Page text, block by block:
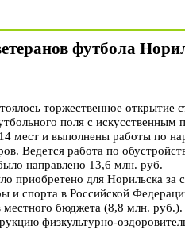
футбола
торжественное открытие
поля с искусственным
мест и выполнены работы по
Ведется работа по
направлено 13,6 млн. руб.
для Норильска за
и спорта в Российской
местного бюджета (8,8 млн. руб.).
физкультурно-